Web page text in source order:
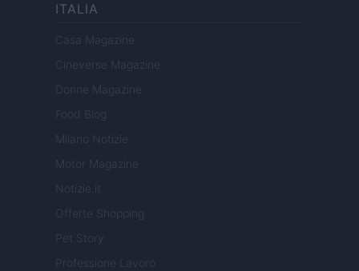
ITALIA
Casa Magazine
Cineverse Magazine
Donne Magazine
Food Blog
Milano Notizie
Motor Magazine
Notizie.it
Offerte Shopping
Pet Story
Professione Lavoro